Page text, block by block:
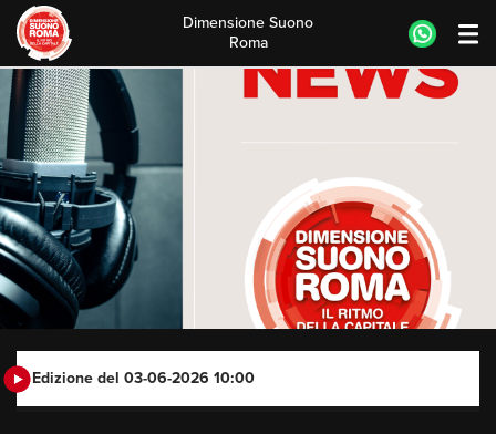
Skip
to
content
Dimensione Suono
Roma
Edizione del 03-06-2026 10:00